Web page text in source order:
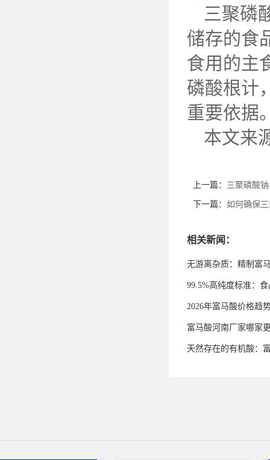
三聚磷
储存的食
食用的主
磷酸根计
重要依据
本文来
上一篇： 三聚磷酸
下一篇： 如何确保
相关新闻：
无游离杂质：精制富
99.5%高纯度标准：
2026年富马酸价格趋
富马酸河南厂家哪家
天然存在的有机酸：